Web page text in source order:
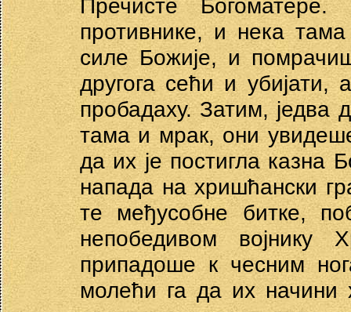
Пречисте
противнике, и нека
силе Божије, и
другога сећи и
пробадаху. Затим,
тама и мрак, они
да их је постигла казна
напада на хришћански
те међусобне битке,
непобедивом војнику
припадоше к чесним
молећи га да их